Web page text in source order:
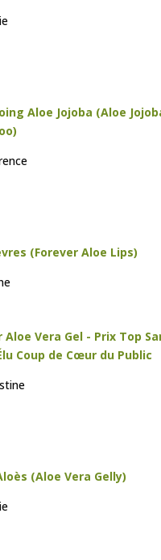
5
Aloe Jojoba (Aloe
5
(Forever Aloe Lips)
5
Aloe Vera Gel - Prix Top
Coup de Cœur du Public
5
(Aloe Vera Gelly)
5